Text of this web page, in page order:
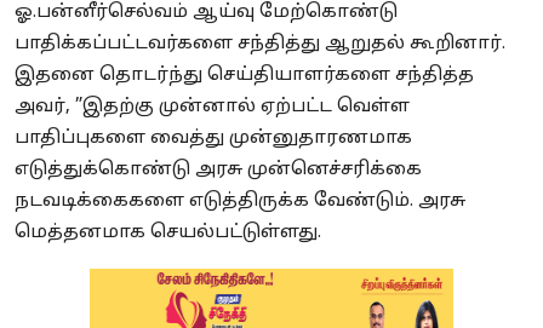
ஓ.பன்னீர்செல்வம் ஆய்வு மேற்கொண்டு
பாதிக்கப்பட்டவர்களை சந்தித்து ஆறுதல் கூறினார்.
இதனை தொடர்ந்து செய்தியாளர்களை சந்தித்த
அவர், ”இதற்கு முன்னால் ஏற்பட்ட வெள்ள
பாதிப்புகளை வைத்து முன்னுதாரணமாக
எடுத்துக்கொண்டு அரசு முன்னெச்சரிக்கை
நடவடிக்கைகளை எடுத்திருக்க வேண்டும். அரசு
மெத்தனமாக செயல்பட்டுள்ளது.